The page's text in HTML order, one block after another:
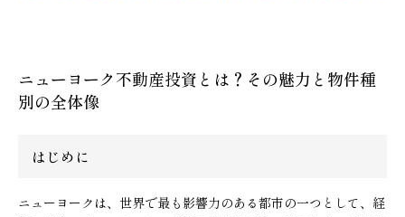
ニューヨーク不動産投資とは？その魅力と物件種
別の全体像
はじめに
ニューヨークは、世界で最も影響力のある都市の一つとして、経